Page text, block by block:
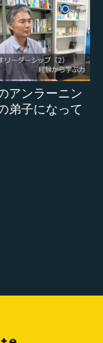
アンラーニン
弟子になって